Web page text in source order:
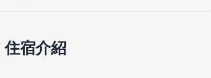
住宿介紹